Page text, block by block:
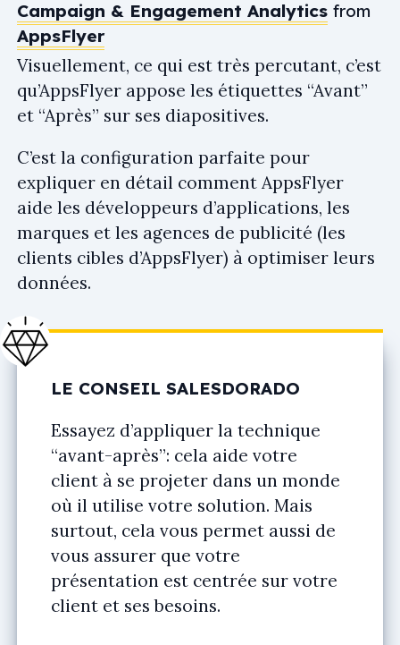
Campaign & Engagement Analytics from
AppsFlyer
Visuellement, ce qui est très percutant, c’est
qu’AppsFlyer appose les étiquettes “Avant”
et “Après” sur ses diapositives.
C’est la configuration parfaite pour
expliquer en détail comment AppsFlyer
aide les développeurs d’applications, les
marques et les agences de publicité (les
clients cibles d’AppsFlyer) à optimiser leurs
données.
LE CONSEIL SALESDORADO
Essayez d’appliquer la technique
“avant-après”: cela aide votre
client à se projeter dans un monde
où il utilise votre solution. Mais
surtout, cela vous permet aussi de
vous assurer que votre
présentation est centrée sur votre
client et ses besoins.